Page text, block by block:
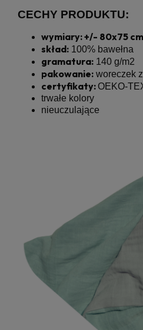
CECHY PRODUKTU:
wymiary: +/- 80x75 cm
skład: 100% bawełna
gramatura: 140 g/m2
pakowanie: woreczek
certyfikaty:OEKO-
trwałe kolory
nieuczulające